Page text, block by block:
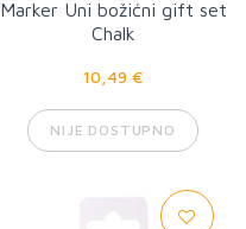
Marker Uni božićni gift set
Chalk
10,49 €
NIJE DOSTUPNO